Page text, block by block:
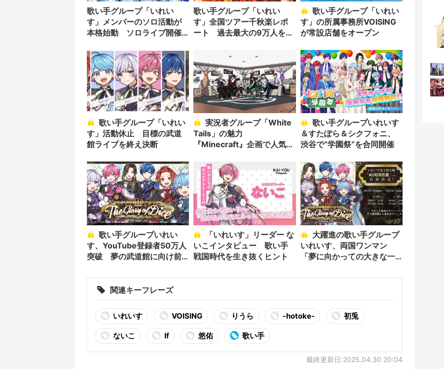
歌い手グループ「いれい
す」メンバーのソロ活動が
本格始動 ソロライブ開催
歌い手グループ「いれい
す」全国ツアー千秋楽レポ
ート 過去最大の9万人を動
す」の所属事務所VOISING
が常設店舗をオープン
す」活動休止 目標の武道
館ライブを終え決断
実況者グループ「White
Tails」の魅力
『Minecraft』企画で人気を
＆すたぽら＆シクフォニ、
渋谷で“学園祭“を合同開催
す、YouTube登録者50万人
突破 夢の武道館に向け前
いこインタビュー 歌い手
戦国時代を生き抜くヒント
いれいす、両国ワンマン
「夢に向かっての大きな一
関連キーフレーズ
いれいす VOISING りうら -hotoke- 初兎
ないこ If 悠佑 歌い手
最終更新日:2025.04.30 20:04